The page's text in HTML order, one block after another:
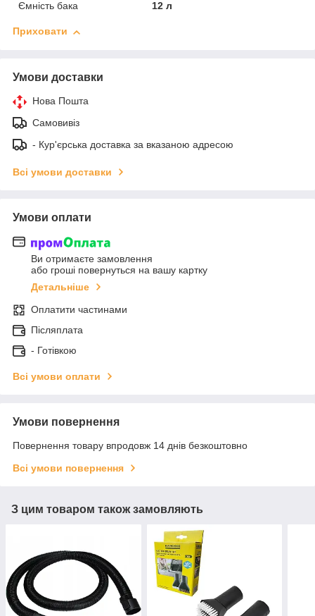
Ємність бака
12 л
Приховати
Умови доставки
Нова Пошта
Самовивіз
- Кур'єрська доставка за вказаною адресою
Всі умови доставки
Умови оплати
Ви отримаєте замовлення
або гроші повернуться на вашу картку
Детальніше
Оплатити частинами
Післяплата
- Готівкою
Всі умови оплати
Умови повернення
Повернення товару впродовж 14 днів безкоштовно
Всі умови повернення
З цим товаром також замовляють